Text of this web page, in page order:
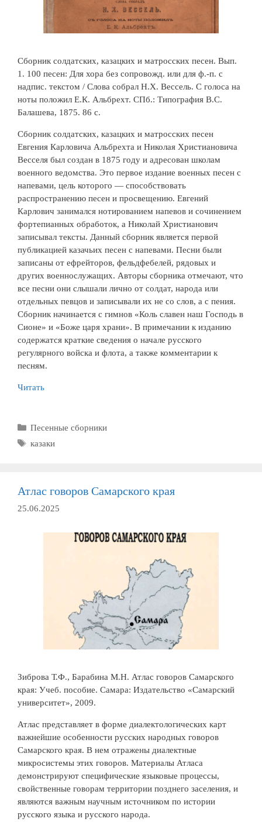
Сборник солдатских, казацких и матросских песен. Вып.
1. 100 песен: Для хора без сопровожд. или для ф.-п. с
надпис. текстом / Слова собрал Н.Х. Вессель. С голоса на
ноты положил Е.К. Альбрехт. СПб.: Типография В.С.
Балашева, 1875. 86 с.
Сборник солдатских, казацких и матросских песен
Евгения Карловича Альбрехта и Николая Христиановича
Весселя был создан в 1875 году и адресован школам
военного ведомства. Это первое издание военных песен с
напевами, цель которого — способствовать
распространению песен и просвещению. Евгений
Карлович занимался нотированием напевов и сочинением
фортепианных обработок, а Николай Христианович
записывал тексты. Данный сборник является первой
публикацией казачьих песен с напевами. Песни были
записаны от ефрейторов, фельдфебелей, рядовых и
других военнослужащих. Авторы сборника отмечают, что
все песни они слышали лично от солдат, народа или
отдельных певцов и записывали их не со слов, а с пения.
Сборник начинается с гимнов «Коль славен наш Господь в
Сионе» и «Боже царя храни». В примечании к изданию
содержатся краткие сведения о начале русского
регулярного войска и флота, а также комментарии к
песням.
Читать
Рубрики
Песенные сборники
Метки
казаки
Атлас говоров Самарского края
25.06.2025
Зиброва Т.Ф., Барабина М.Н. Атлас говоров Самарского
края: Учеб. пособие. Самара: Издательство «Самарский
университет», 2009.
Атлас представляет в форме диалектологических карт
важнейшие особенности русских народных говоров
Самарского края. В нем отражены диалектные
микросистемы этих говоров. Материалы Атласа
демонстрируют специфические языковые процессы,
свойственные говорам территории позднего заселения, и
являются важным научным источником по истории
русского языка и русского народа.